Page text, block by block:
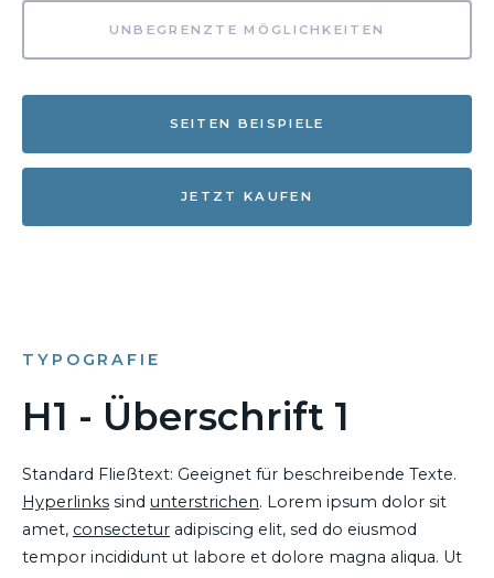
UNBEGRENZTE MÖGLICHKEITEN
SEITEN BEISPIELE
JETZT KAUFEN
TYPOGRAFIE
H1 - Überschrift 1
Standard Fließtext: Geeignet für beschreibende Texte.
Hyperlinks sind unterstrichen. Lorem ipsum dolor sit
amet, consectetur adipiscing elit, sed do eiusmod
tempor incididunt ut labore et dolore magna aliqua. Ut